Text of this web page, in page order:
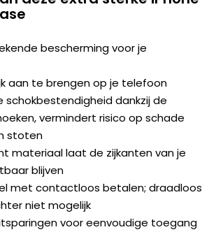
bescherming voor je
aan te brengen op je telefoon
schokbestendigheid dankzij de
vermindert risico op schade
stoten
materiaal laat de zijkanten van je
blijven
met contactloos betalen; draadloos
niet mogelijk
voor eenvoudige toegang